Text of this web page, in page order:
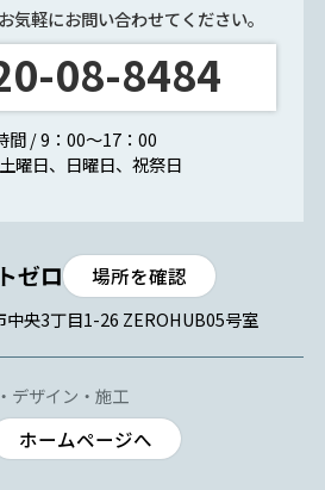
気軽にお問い合わせてください。
08-8484
間 / 9：00～17：00
曜日、日曜日、祝祭日
場所を確認
中央3丁目1-26 ZEROHUB05号室
デザイン・施工
ホームページへ